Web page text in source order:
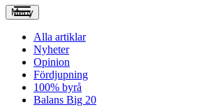
Meny
Alla artiklar
Nyheter
Opinion
Fördjupning
100% byrå
Balans Big 20